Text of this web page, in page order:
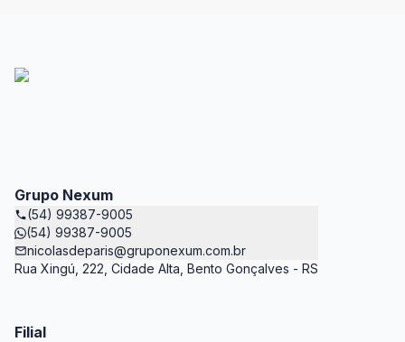
Grupo Nexum
(54) 99387-9005
(54) 99387-9005
nicolasdeparis@gruponexum.com.br
Rua Xingú, 222, Cidade Alta, Bento Gonçalves - RS
Filial